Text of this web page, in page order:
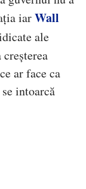
iarWall
ale
ar face ca
intoarcă